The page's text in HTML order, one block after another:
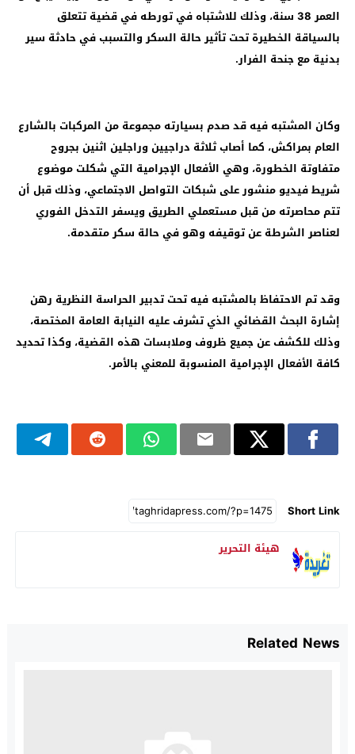
العمر 38 سنة، وذلك للاشتباه في تورطه في قضية تتعلق
بالسياقة الخطيرة تحت تأثير حالة السكر والتسبب في حادثة سير
بدنية مع جنحة الفرار.
وكان المشتبه فيه قد صدم بسيارته مجموعة من المركبات بالشارع
العام بمراكش، كما أصاب ثلاثة دراجيين وراجلين اثنين بجروح
متفاوتة الخطورة، وهي الأفعال الإجرامية التي شكلت موضوع
شريط فيديو منشور على شبكات التواصل الاجتماعي، وذلك قبل أن
تتم محاصرته من قبل مستعملي الطريق ويسفر التدخل الفوري
لعناصر الشرطة عن توقيفه وهو في حالة سكر متقدمة.
‏وقد تم الاحتفاظ بالمشتبه فيه تحت تدبير الحراسة النظرية رهن
إشارة البحث القضائي الذي تشرف عليه النيابة العامة المختصة،
وذلك للكشف عن جميع ظروف وملابسات هذه القضية، وكذا تحديد
كافة الأفعال الإجرامية المنسوبة للمعني بالأمر.
Short Link
هيئة التحرير
Related News